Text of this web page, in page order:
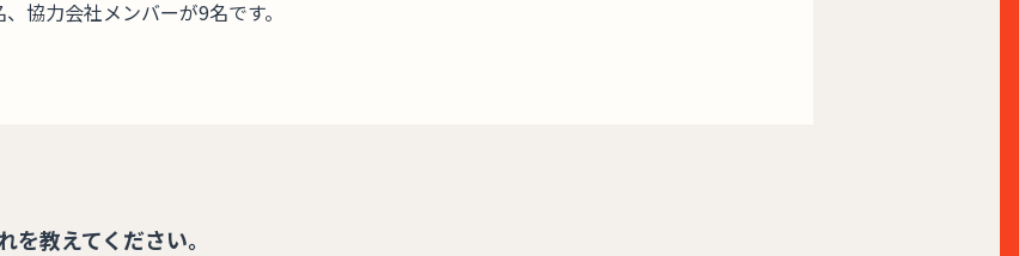
協力会社メンバーが9名です。
教えてください。